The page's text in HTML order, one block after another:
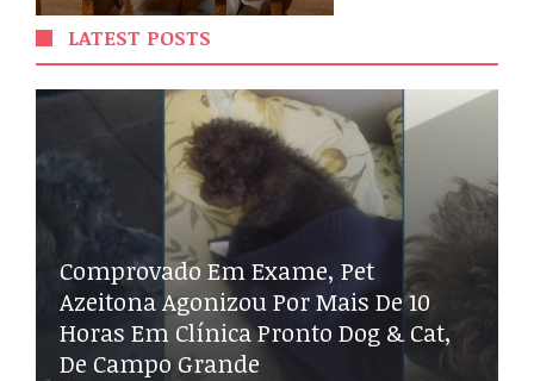
LATEST POSTS
Comprovado Em Exame, Pet
Azeitona Agonizou Por Mais De 10
Horas Em Clínica Pronto Dog & Cat,
De Campo Grande